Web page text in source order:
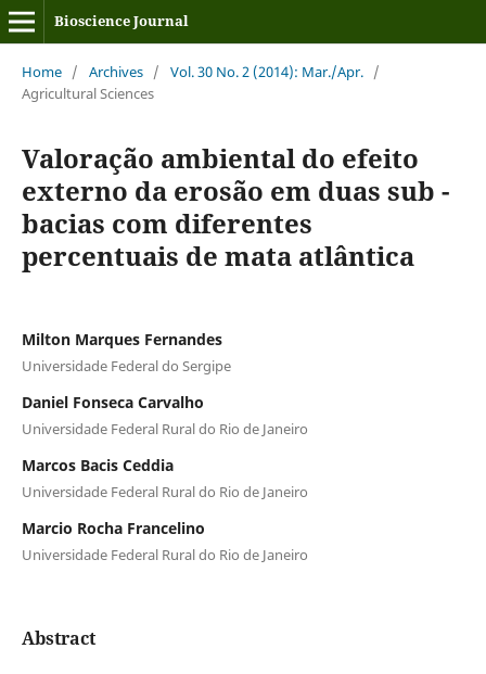
Bioscience Journal
Home / Archives / Vol. 30 No. 2 (2014): Mar./Apr. /
Agricultural Sciences
Valoração ambiental do efeito
externo da erosão em duas sub -
bacias com diferentes
percentuais de mata atlântica
Milton Marques Fernandes
Universidade Federal do Sergipe
Daniel Fonseca Carvalho
Universidade Federal Rural do Rio de Janeiro
Marcos Bacis Ceddia
Universidade Federal Rural do Rio de Janeiro
Marcio Rocha Francelino
Universidade Federal Rural do Rio de Janeiro
Abstract